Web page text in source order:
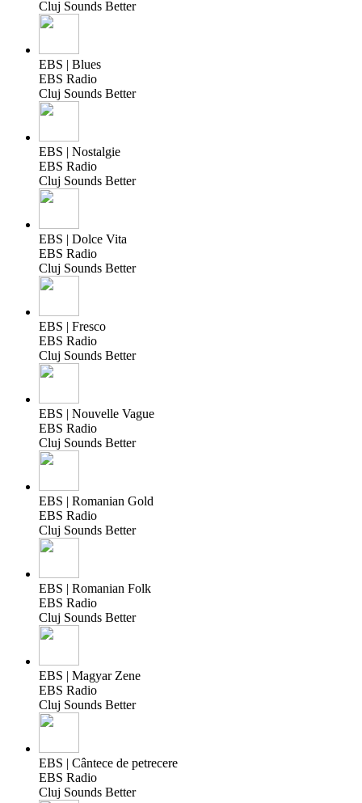
Cluj Sounds Better
EBS | Blues
EBS Radio
Cluj Sounds Better
EBS | Nostalgie
EBS Radio
Cluj Sounds Better
EBS | Dolce Vita
EBS Radio
Cluj Sounds Better
EBS | Fresco
EBS Radio
Cluj Sounds Better
EBS | Nouvelle Vague
EBS Radio
Cluj Sounds Better
EBS | Romanian Gold
EBS Radio
Cluj Sounds Better
EBS | Romanian Folk
EBS Radio
Cluj Sounds Better
EBS | Magyar Zene
EBS Radio
Cluj Sounds Better
EBS | Cântece de petrecere
EBS Radio
Cluj Sounds Better